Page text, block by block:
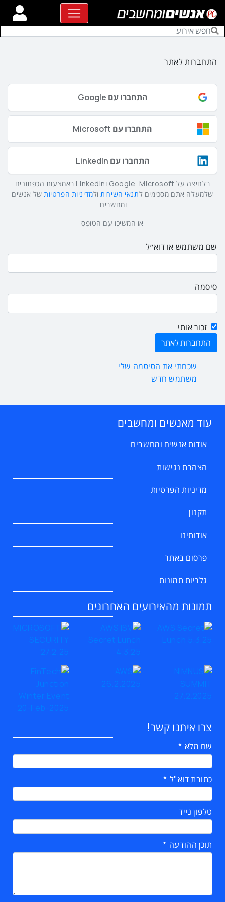
התחברות לאתר
התחברו עם Google
התחברו עם Microsoft
התחברו עם LinkedIn
בלחיצה על Google, Microsoft וLinkedIn באמצעות הכפתורים
שלמעלה אתם מסכימים לתנאי השירותולמדיניות הפרטיותשל אנשים
ומחשבים.
או המשיכו עם הטופס
שם משתמש או דוא״ל
סיסמה
זכור אותי
שכחתי את הסיסמה שלי
משתמש חדש
עוד מאנשים ומחשבים
אודות אנשים ומחשבים
הצהרת נגישות
מדיניות הפרטיות
תקנון
אודותינו
פרסום באתר
גלריות תמונות
תמונות מהאירועים האחרונים
צרו איתנו קשר!
שם מלא
כתובת דוא"ל
טלפון נייד
תוכן ההודעה